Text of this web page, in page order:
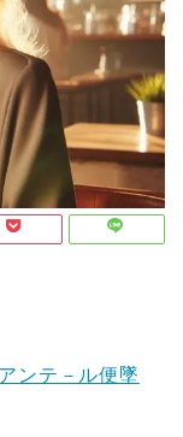
ンテ－ル便墜